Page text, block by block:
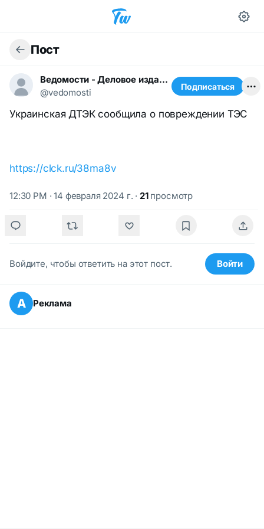
Пост
Ведомости - Деловое издание
@vedomosti
Подписаться
Украинская ДТЭК сообщила о повреждении ТЭС
https://clck.ru/38ma8v
12:30 PM · 14 февраля 2024 г. · 21просмотр
Войдите, чтобы ответить на этот пост. Войти
А Реклама